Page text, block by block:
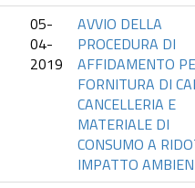
05-
04-
2019
AVVIO DELLA
PROCEDURA DI
AFFIDAMENTO
FORNITURA DI
CANCELLERIA E
MATERIALE DI
CONSUMO A
IMPATTO